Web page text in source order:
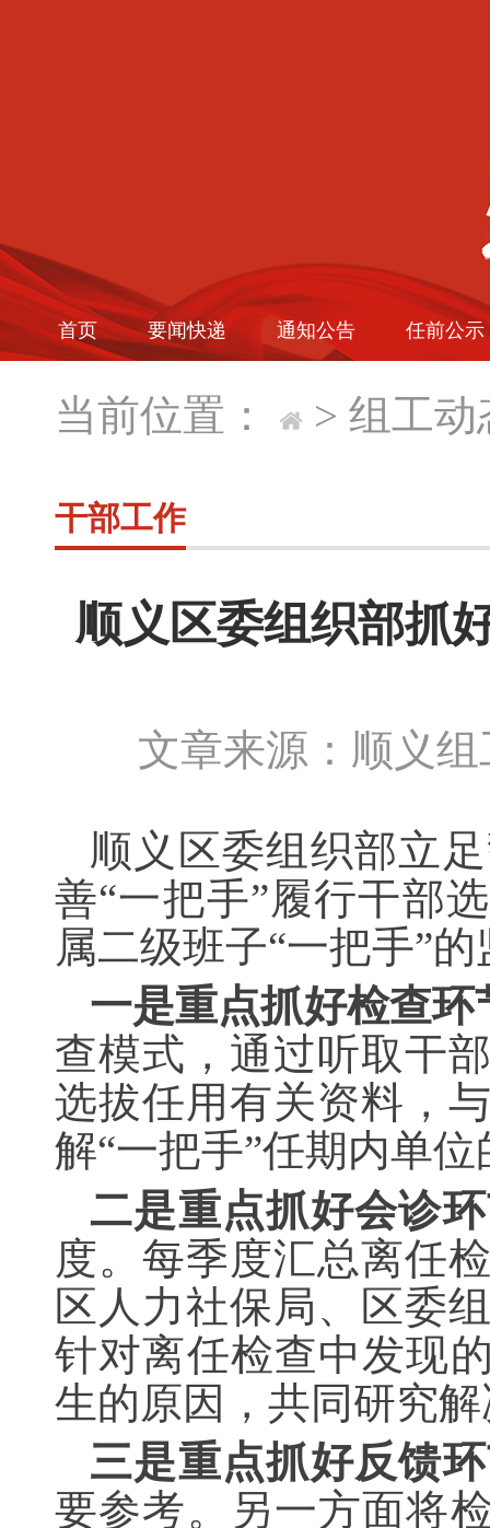
首页 要闻快递 通知公告 任前公示
当前位置： > 组工动
干部工作
顺义区委组织部抓
文章来源：顺
顺义区委组织部立
善“一把手”履行干部
属二级班子“一把手”
一是重点抓好检查环
查模式，通过听取干
选拔任用有关资料，
解“一把手”任期内单
二是重点抓好会诊
度。每季度汇总离任
区人力社保局、区委
针对离任检查中发现
生的原因，共同研究
三是重点抓好反馈
要参考。另一方面将